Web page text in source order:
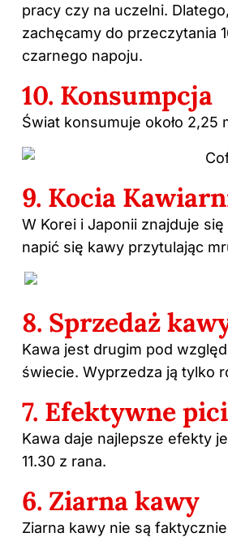
pracy czy na uczelni.
zachęcamy do przeczytania
czarnego napoju.
10. Konsumpcja
Świat konsumuje około
9. Kocia
W Korei i Japonii znajduje
napić się kawy przytulając
8. Sprzedaż
Kawa jest drugim pod
świecie. Wyprzedza ją tylko
7. Efektywne
Kawa daje najlepsze efekty
11.30 z rana.
6. Ziarna kawy
Ziarna kawy nie są